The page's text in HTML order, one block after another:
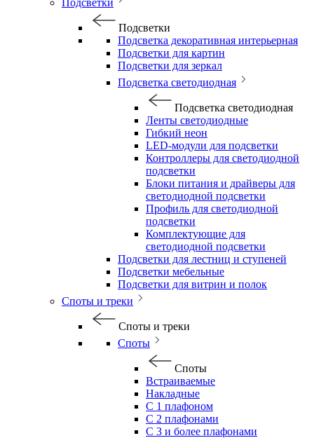
Подсветки
Подсветки
Подсветка декоративная интерьерная
Подсветки для картин
Подсветки для зеркал
Подсветка светодиодная
Подсветка светодиодная
Ленты светодиодные
Гибкий неон
LED-модули для подсветки
Контроллеры для светодиодной
подсветки
Блоки питания и драйверы для
светодиодной подсветки
Профиль для светодиодной
подсветки
Комплектующие для
светодиодной подсветки
Подсветки для лестниц и ступеней
Подсветки мебельные
Подсветки для витрин и полок
Споты и треки
Споты и треки
Споты
Споты
Встраиваемые
Накладные
С 1 плафоном
С 2 плафонами
С 3 и более плафонами